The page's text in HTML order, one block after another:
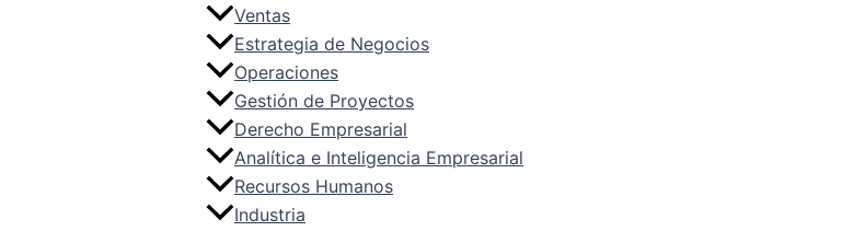
Ventas
Estrategia de Negocios
Operaciones
Gestión de Proyectos
Derecho Empresarial
Analítica e Inteligencia Empresarial
Recursos Humanos
Industria